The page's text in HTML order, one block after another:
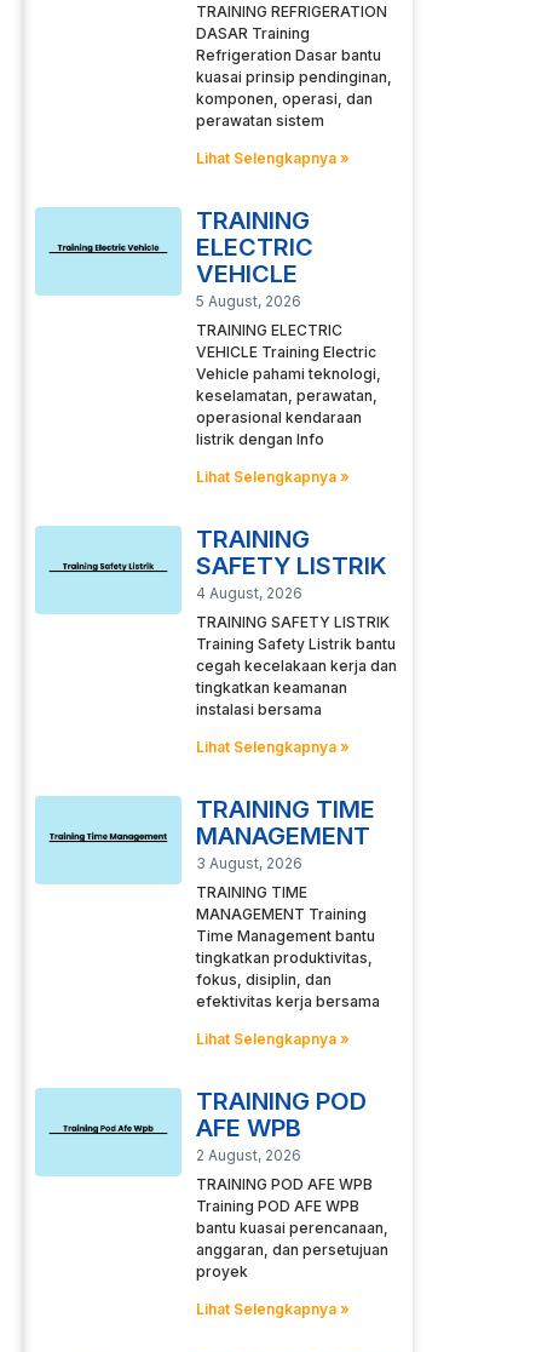
TRAINING REFRIGERATION
DASAR Training
Refrigeration Dasar bantu
kuasai prinsip pendinginan,
komponen, operasi, dan
perawatan sistem
Lihat Selengkapnya »
TRAINING
ELECTRIC
VEHICLE
5 August, 2026
TRAINING ELECTRIC
VEHICLE Training Electric
Vehicle pahami teknologi,
keselamatan, perawatan,
operasional kendaraan
listrik dengan Info
Lihat Selengkapnya »
TRAINING
SAFETY LISTRIK
4 August, 2026
TRAINING SAFETY LISTRIK
Training Safety Listrik bantu
cegah kecelakaan kerja dan
tingkatkan keamanan
instalasi bersama
Lihat Selengkapnya »
TRAINING TIME
MANAGEMENT
3 August, 2026
TRAINING TIME
MANAGEMENT Training
Time Management bantu
tingkatkan produktivitas,
fokus, disiplin, dan
efektivitas kerja bersama
Lihat Selengkapnya »
TRAINING POD
AFE WPB
2 August, 2026
TRAINING POD AFE WPB
Training POD AFE WPB
bantu kuasai perencanaan,
anggaran, dan persetujuan
proyek
Lihat Selengkapnya »